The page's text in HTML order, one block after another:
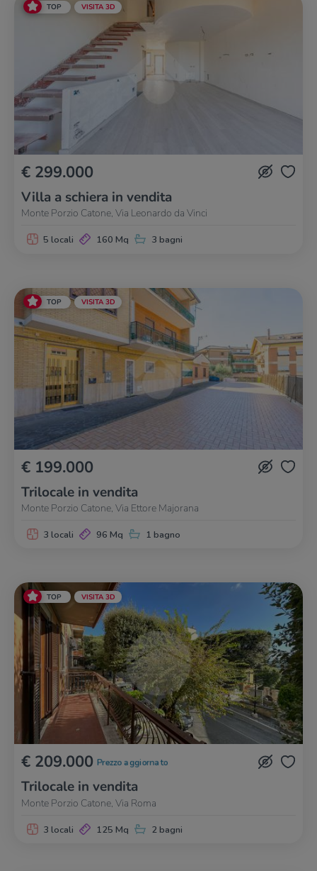
TOP VISITA 3D
€ 299.000
Villa a schiera in vendita
Monte Porzio Catone, Via Leonardo da Vinci
5 locali 160 Mq 3 bagni
TOP VISITA 3D
€ 199.000
Trilocale in vendita
Monte Porzio Catone, Via Ettore Majorana
3 locali 96 Mq 1 bagno
TOP VISITA 3D
€ 209.000 Prezzo aggiornato
Trilocale in vendita
Monte Porzio Catone, Via Roma
3 locali 125 Mq 2 bagni